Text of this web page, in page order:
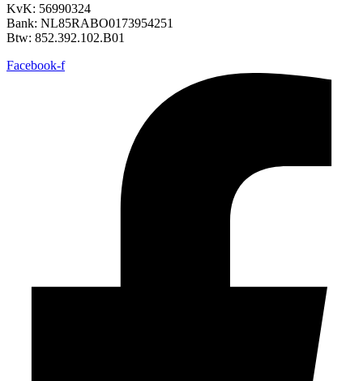
KvK: 56990324
Bank: NL85RABO0173954251
Btw: 852.392.102.B01
Facebook-f